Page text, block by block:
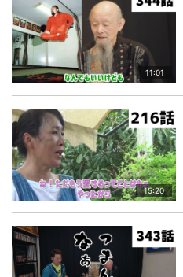
11:01
15:20